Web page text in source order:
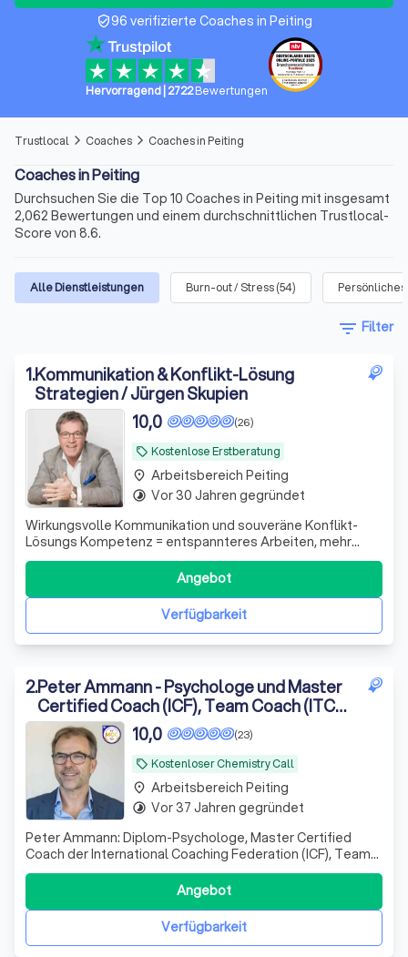
verified_user96 verifizierte Coaches in Peiting
Hervorragend| 2722 Bewertungen
Trustlocal arrow_forward_ios Coaches arrow_forward_ios Coaches in Peiting
Coaches in Peiting
Durchsuchen Sie die Top 10 Coaches in Peiting mit insgesamt
2,062 Bewertungen und einem durchschnittlichen Trustlocal-
Score von 8.6.
Alle Dienstleistungen Burn-out / Stress(54)
filter_list Filter
1.Kommunikation & Konflikt-Lösung
Strategien / Jürgen Skupien
local_offer Kostenlose Erstberatung
(26)
10,0
Wirkungsvolle Kommunikation und souveräne Konflikt-
Lösungs Kompetenz = entspannteres Arbeiten, mehr
Lebensfreude & der nächste Karrieresprung „Für
Führungskräfte und alle, die mehr wollen!"
Verfügbarkeit
Angebot
place Arbeitsbereich Peiting
timelapse Vor 30 Jahren gegründet
2.Peter Ammann - Psychologe und Master
Certified Coach (ICF), Team Coach (ITCA),
Coaching Supervisor (ESIA)
local_offer Kostenloser Chemistry Call
(23)
10,0
Peter Ammann: Diplom-Psychologe, Master Certified
Coach der International Coaching Federation (ICF), Team
Coach (ITCA), accredited psychotherapist der United
Kingdom Council for Psychotherapie (UKCP) mit dem
European Certificate for Psychotherapy (EAP), Coach
Supervisor (ESIA) und Trainer mit über 3
Verfügbarkeit
Angebot
place Arbeitsbereich Peiting
timelapse Vor 37 Jahren gegründet